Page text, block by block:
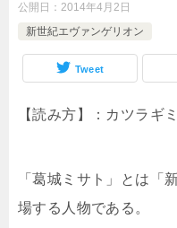
公開日： 2014年4月2日
新世紀エヴァンゲリオン
Tweet
【読み方】：カツラギ
「葛城ミサト」とは「
場する人物である。